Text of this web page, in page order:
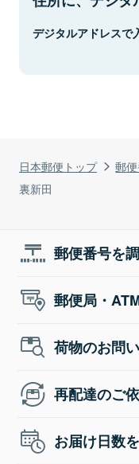
日本郵便トップ 郵
裏新田
デジタルアドレスで
郵便番号を
郵便局・
荷物のお問
再配達のご
お届け日数